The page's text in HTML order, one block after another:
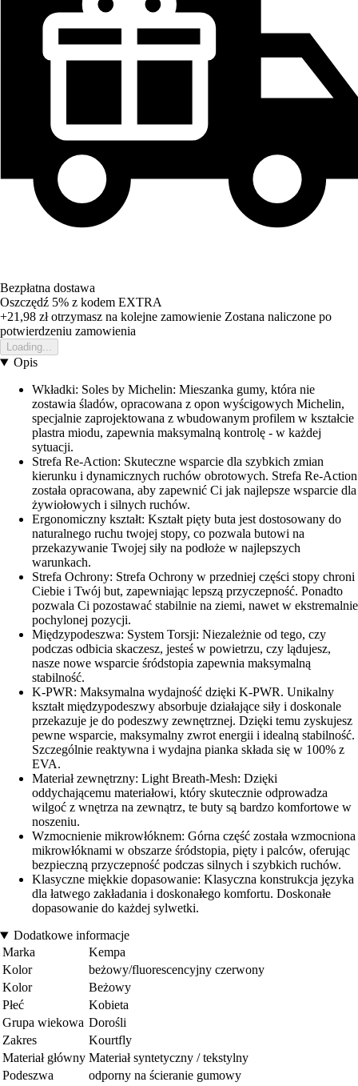
Bezpłatna dostawa
Oszczędź 5% z kodem EXTRA
+21,98 złotrzymasz na kolejne zamowienie Zostana naliczone po
potwierdzeniu zamowienia
Loading...
Opis
Wkładki: Soles by Michelin: Mieszanka gumy, która nie
zostawia śladów, opracowana z opon wyścigowych Michelin,
specjalnie zaprojektowana z wbudowanym profilem w kształcie
plastra miodu, zapewnia maksymalną kontrolę - w każdej
sytuacji.
Strefa Re-Action: Skuteczne wsparcie dla szybkich zmian
kierunku i dynamicznych ruchów obrotowych. Strefa Re-Action
została opracowana, aby zapewnić Ci jak najlepsze wsparcie dla
żywiołowych i silnych ruchów.
Ergonomiczny kształt: Kształt pięty buta jest dostosowany do
naturalnego ruchu twojej stopy, co pozwala butowi na
przekazywanie Twojej siły na podłoże w najlepszych
warunkach.
Strefa Ochrony: Strefa Ochrony w przedniej części stopy chroni
Ciebie i Twój but, zapewniając lepszą przyczepność. Ponadto
pozwala Ci pozostawać stabilnie na ziemi, nawet w ekstremalnie
pochylonej pozycji.
Międzypodeszwa: System Torsji: Niezależnie od tego, czy
podczas odbicia skaczesz, jesteś w powietrzu, czy lądujesz,
nasze nowe wsparcie śródstopia zapewnia maksymalną
stabilność.
K-PWR: Maksymalna wydajność dzięki K-PWR. Unikalny
kształt międzypodeszwy absorbuje działające siły i doskonale
przekazuje je do podeszwy zewnętrznej. Dzięki temu zyskujesz
pewne wsparcie, maksymalny zwrot energii i idealną stabilność.
Szczególnie reaktywna i wydajna pianka składa się w 100% z
EVA.
Materiał zewnętrzny: Light Breath-Mesh: Dzięki
oddychającemu materiałowi, który skutecznie odprowadza
wilgoć z wnętrza na zewnątrz, te buty są bardzo komfortowe w
noszeniu.
Wzmocnienie mikrowłóknem: Górna część została wzmocniona
mikrowłóknami w obszarze śródstopia, pięty i palców, oferując
bezpieczną przyczepność podczas silnych i szybkich ruchów.
Klasyczne miękkie dopasowanie: Klasyczna konstrukcja języka
dla łatwego zakładania i doskonałego komfortu. Doskonałe
dopasowanie do każdej sylwetki.
Dodatkowe informacje
Marka
Kempa
Kolor
beżowy/fluorescencyjny czerwony
Kolor
Beżowy
Płeć
Kobieta
Grupa wiekowa Dorośli
Zakres
Kourtfly
Materiał główny Materiał syntetyczny / tekstylny
Podeszwa
odporny na ścieranie gumowy